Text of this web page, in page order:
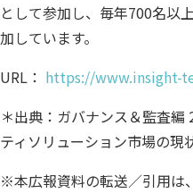
として参加し、毎年700名以
加しています。
URL： https://www.insight-
＊出典：ガバナンス＆監査
ティソリューション市場の
※本広報資料の転送／引用は